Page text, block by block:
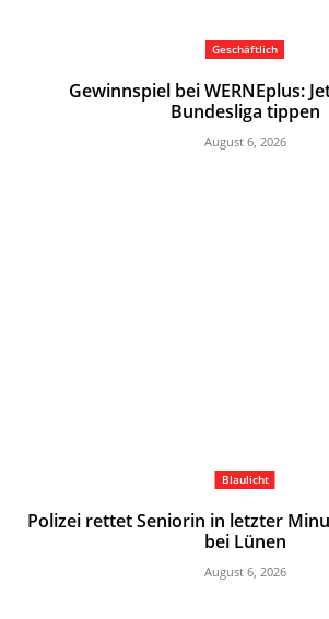
Geschäftlich
Gewinnspiel bei WERNEplus:
Bundesliga tippen
August 6, 2026
Blaulicht
Polizei rettet Seniorin in letzter
bei Lünen
August 6, 2026